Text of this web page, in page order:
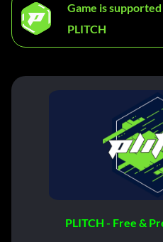
Game is
PLITCH
PLITCH - Free &